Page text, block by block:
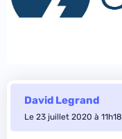
David Legrand
Le 23 juillet 2020 à 11h18